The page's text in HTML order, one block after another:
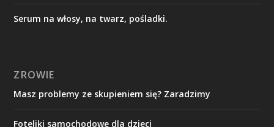
Serum na włosy, na twarz, pośladki.
ZROWIE
Masz problemy ze skupieniem się? Zaradzimy
Foteliki samochodowe dla dzieci